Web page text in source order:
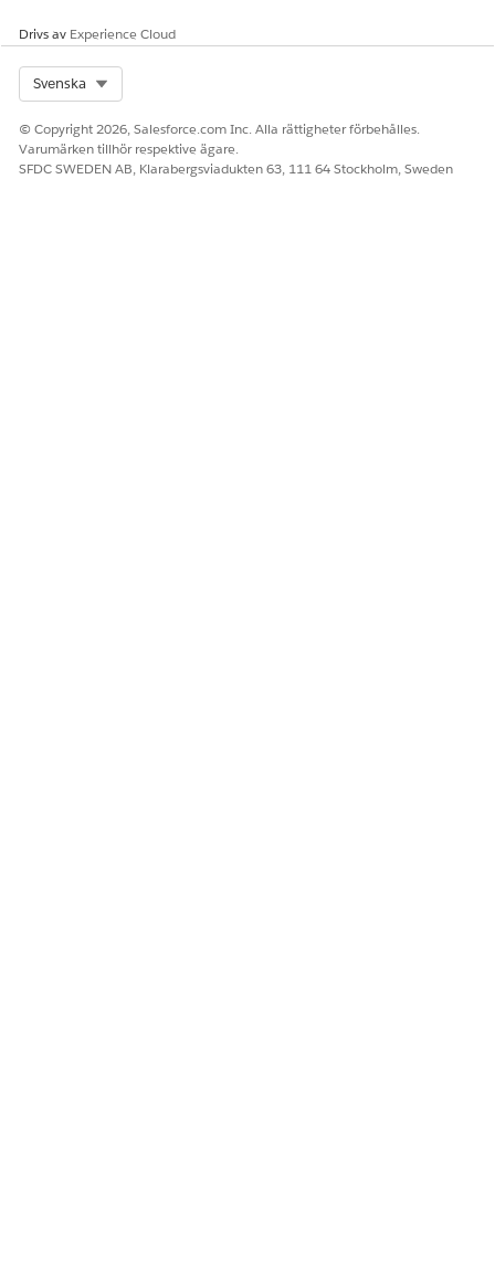
Salesforce-kanaler i din organisation.
LÖSTE DENNA ARTIKEL DITT PROBLEM?
Berätta för oss vad vi kan förbättra!
Drivs av Experience Cloud
Svenska
© Copyright 2026, Salesforce.com Inc. Alla rättigheter förbehålles.
Varumärken tillhör respektive ägare.
SFDC SWEDEN AB, Klarabergsviadukten 63, 111 64 Stockholm, Sweden